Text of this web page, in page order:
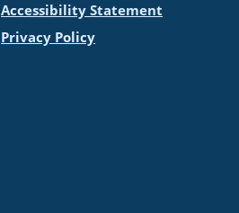
Accessibility Statement
Privacy Policy